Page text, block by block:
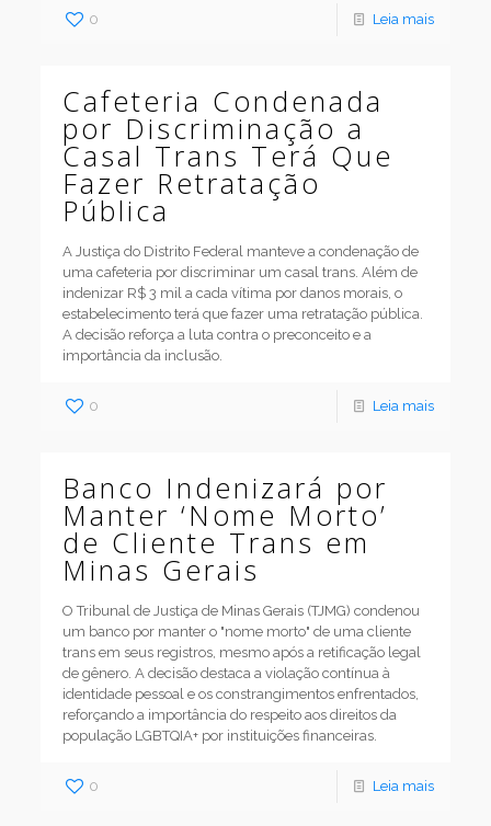
0 Leia mais
Cafeteria Condenada
por Discriminação a
Casal Trans Terá Que
Fazer Retratação
Pública
A Justiça do Distrito Federal manteve a condenação de
uma cafeteria por discriminar um casal trans. Além de
indenizar R$ 3 mil a cada vítima por danos morais, o
estabelecimento terá que fazer uma retratação pública.
A decisão reforça a luta contra o preconceito e a
importância da inclusão.
0 Leia mais
Banco Indenizará por
Manter ‘Nome Morto’
de Cliente Trans em
Minas Gerais
O Tribunal de Justiça de Minas Gerais (TJMG) condenou
um banco por manter o "nome morto" de uma cliente
trans em seus registros, mesmo após a retificação legal
de gênero. A decisão destaca a violação contínua à
identidade pessoal e os constrangimentos enfrentados,
reforçando a importância do respeito aos direitos da
população LGBTQIA+ por instituições financeiras.
0 Leia mais